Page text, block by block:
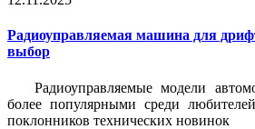
Радиоуправляемая машина для
выбор
Радиоуправляемые модели
более популярными среди
поклонников технических новинок